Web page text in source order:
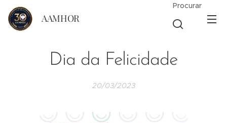
AAMHOR
Procurar
Dia da Felicidade
20/03/2023